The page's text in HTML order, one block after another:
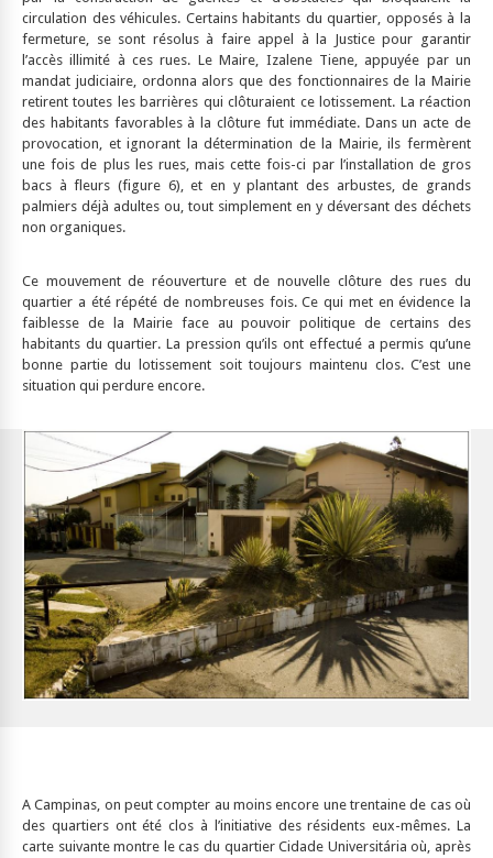
circulation des véhicules. Certains habitants du quartier, opposés à la
fermeture, se sont résolus à faire appel à la Justice pour garantir
l’accès illimité à ces rues. Le Maire, Izalene Tiene, appuyée par un
mandat judiciaire, ordonna alors que des fonctionnaires de la Mairie
retirent toutes les barrières qui clôturaient ce lotissement. La réaction
des habitants favorables à la clôture fut immédiate. Dans un acte de
provocation, et ignorant la détermination de la Mairie, ils fermèrent
une fois de plus les rues, mais cette fois-ci par l’installation de gros
bacs à fleurs (figure 6), et en y plantant des arbustes, de grands
palmiers déjà adultes ou, tout simplement en y déversant des déchets
non organiques.
Ce mouvement de réouverture et de nouvelle clôture des rues du
quartier a été répété de nombreuses fois. Ce qui met en évidence la
faiblesse de la Mairie face au pouvoir politique de certains des
habitants du quartier. La pression qu’ils ont effectué a permis qu’une
bonne partie du lotissement soit toujours maintenu clos. C’est une
situation qui perdure encore.
A Campinas, on peut compter au moins encore une trentaine de cas où
des quartiers ont été clos à l’initiative des résidents eux-mêmes. La
carte suivante montre le cas du quartier Cidade Universitária où, après